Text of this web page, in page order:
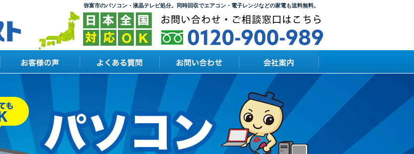
弥富市のパソコン・液晶テレビ処分。同時回収でエアコン・電子レンジなどの家電も送料無料。